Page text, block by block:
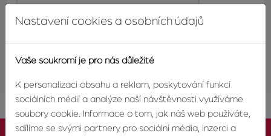
Nastavení cookies a osobních údajů
Vaše soukromí je pro nás důležité
K personalizaci obsahu a reklam, poskytování funkcí
sociálních médií a analýze naší návštěvnosti využíváme
soubory cookie. Informace o tom, jak náš web používáte,
sdílíme se svými partnery pro sociální média, inzerci a